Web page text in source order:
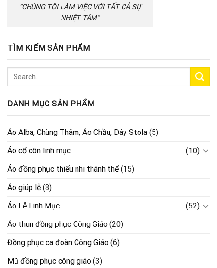
“CHÚNG TÔI LÀM VIỆC VỚI TẤT CẢ SỰ
NHIỆT TÂM”
TÌM KIẾM SẢN PHẨM
DANH MỤC SẢN PHẨM
Áo Alba, Chùng Thâm, Áo Chầu, Dây Stola (5)
Áo cổ côn linh mục
(10)
Áo đồng phục thiếu nhi thánh thể(15)
Áo giúp lễ (8)
Áo Lễ Linh Mục
(52)
Áo thun đồng phục Công Giáo (20)
Đồng phục ca đoàn Công Giáo (6)
Mũ đồng phục công giáo (3)